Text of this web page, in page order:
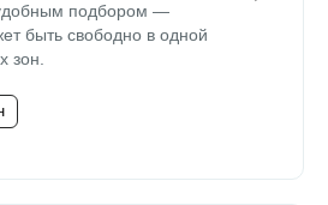
подбором —
быть свободно в одной
зон.